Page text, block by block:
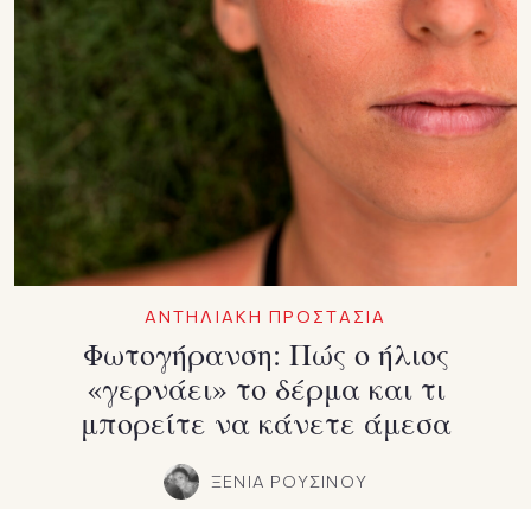
ΑΝΤΗΛΙΑΚΗ ΠΡΟΣΤΑΣΙΑ
Φωτογήρανση: Πώς ο ήλιος
«γερνάει» το δέρμα και τι
μπορείτε να κάνετε άμεσα
ΞΕΝΙΑ ΡΟΥΣΙΝΟΥ